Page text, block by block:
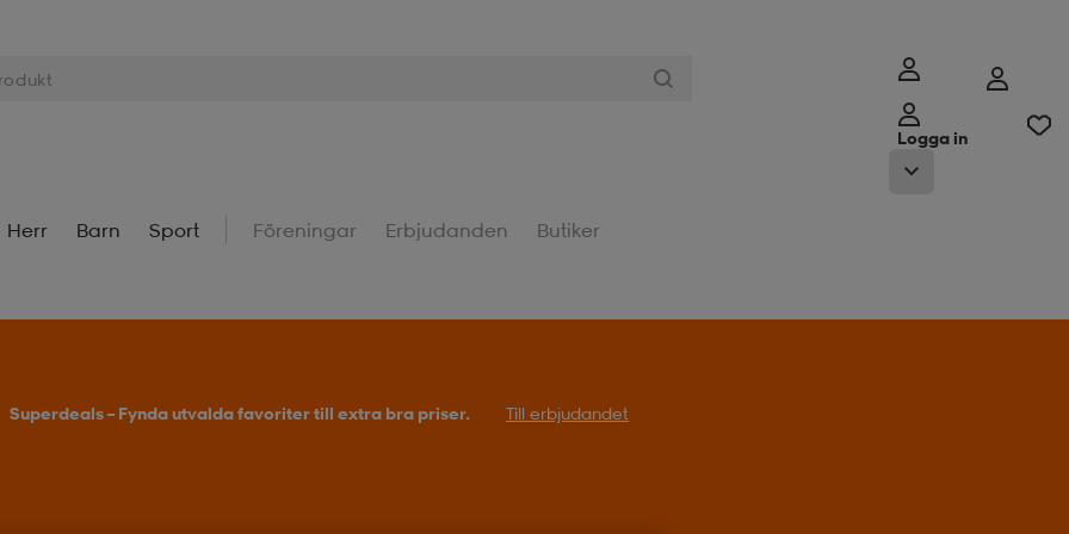
Logga in
Herr Barn Sport Föreningar Erbjudanden Butiker
Superdeals – Fynda utvalda favoriter till extra bra priser. Till erbjudandet